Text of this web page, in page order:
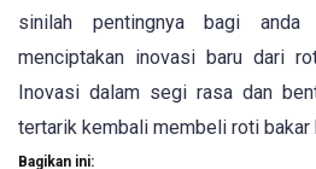
sinilah pentingnya bagi anda
menciptakan inovasi baru dari
Inovasi dalam segi rasa dan
tertarik kembali membeli roti bakar
Bagikan ini: